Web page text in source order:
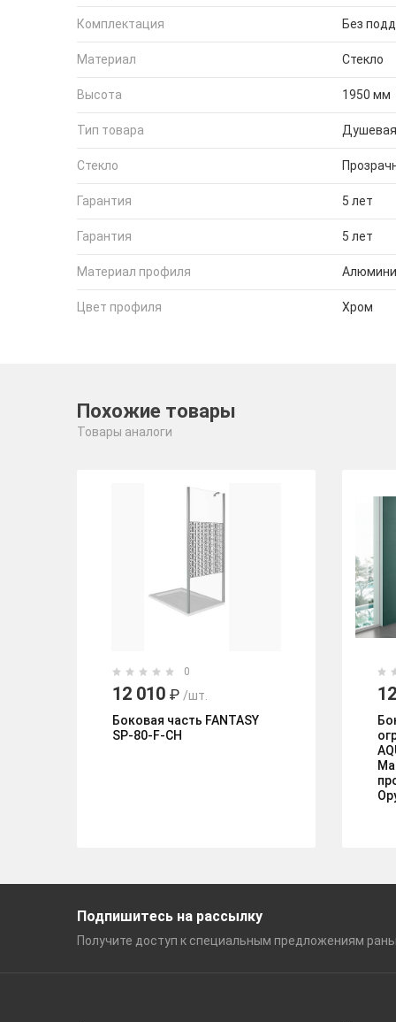
Комплектация Без
Материал Стекло
Высота 1950 мм
Тип товара
Стекло
Гарантия 5 лет
Гарантия 5 лет
Материал профиля
Цвет профиля Хром
Похожие товары
Товары аналоги
0
12 010 ₽ /шт.
Боковая часть FANTASY
SP-80-F-CH
Подпишитесь на рассылку
Получите доступ к специальным предложениям